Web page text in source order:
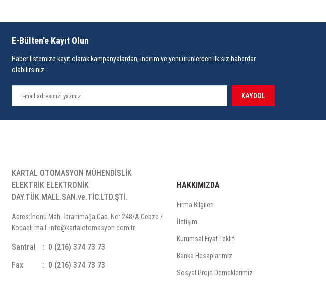
E-Bülten'e Kayıt Olun
Haber listemize kayıt olarak kampanyalardan, indirim ve yeni ürünlerden ilk siz haberdar
olabilirsiniz.
KAYDOL
KARTAL OTOMASYON MÜHENDİSLİK
ELEKTRİK ELEKTRONİK
DAY.TÜK.MALL.SAN.ve.TİC.LTD.ŞTİ.
Adres:İnönü Mah. İbrahimağa Cad. No: 248/A Gebze /
Kocaeli mail: info@kartalotomasyon.com.tr
Santral
0 (216) 374 73 73
Fax
0 (216) 374 73 73
HAKKIMIZDA
Firma Bilgileri
İletişim
Kurumsal Fiyat Teklifi
Banka Hesaplarımız
Sosyal Proje Derneklerimiz